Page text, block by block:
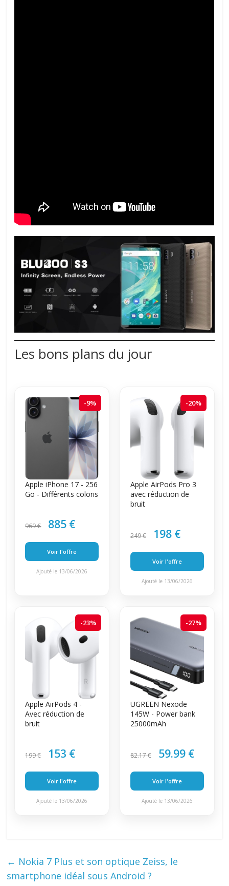
Les bons plans du jour
-9%
Apple iPhone 17 - 256
Go - Différents coloris
969 € 885 €
Voir l'offre
Ajouté le 13/06/2026
-20%
Apple AirPods Pro 3
avec réduction de
bruit
249 € 198 €
Voir l'offre
Ajouté le 13/06/2026
-23%
Apple AirPods 4 -
Avec réduction de
bruit
199 € 153 €
Voir l'offre
Ajouté le 13/06/2026
-27%
UGREEN Nexode
145W - Power bank
25000mAh
82.17 € 59.99 €
Voir l'offre
Ajouté le 13/06/2026
← Nokia 7 Plus et son optique Zeiss, le
smartphone idéal sous Android ?